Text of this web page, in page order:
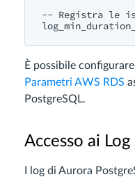
-- Registra le
È possibile
Parametri AWS RDS
PostgreSQL.
Accesso ai
I log di Aurora